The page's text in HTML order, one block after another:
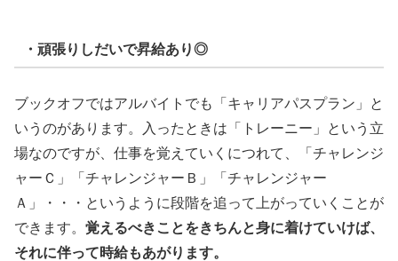
・頑張りしだいで昇給あり◎
ブックオフではアルバイトでも「キャリアパスプラン」と
いうのがあります。入ったときは「トレーニー」という立
場なのですが、仕事を覚えていくにつれて、「チャレンジ
ャーＣ」「チャレンジャーＢ」「チャレンジャー
Ａ」・・・というように段階を追って上がっていくことが
できます。 覚えるべきことをきちんと身に着けていけば、
それに伴って時給もあがります。